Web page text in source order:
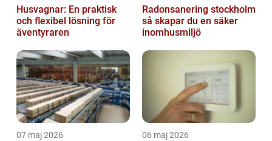
Husvagnar: En praktisk
och flexibel lösning för
äventyraren
Radonsanering stockholm
så skapar du en säker
inomhusmiljö
07 maj 2026 06 maj 2026